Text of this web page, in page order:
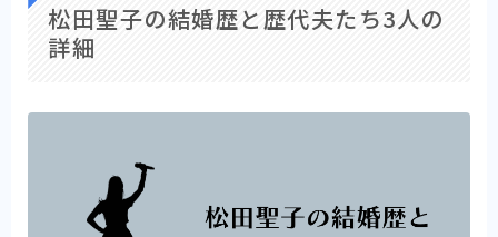
松田聖子の結婚歴と歴代夫たち3人の
詳細